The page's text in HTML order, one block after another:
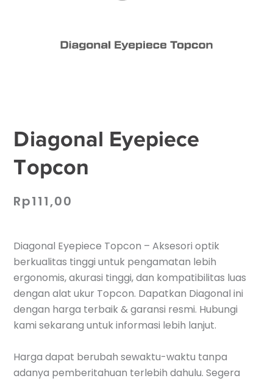
Diagonal Eyepiece
Topcon
Rp111,00
Diagonal Eyepiece Topcon – Aksesori optik
berkualitas tinggi untuk pengamatan lebih
ergonomis, akurasi tinggi, dan kompatibilitas luas
dengan alat ukur Topcon. Dapatkan Diagonal ini
dengan harga terbaik & garansi resmi. Hubungi
kami sekarang untuk informasi lebih lanjut.
Harga dapat berubah sewaktu-waktu tanpa
adanya pemberitahuan terlebih dahulu. Segera